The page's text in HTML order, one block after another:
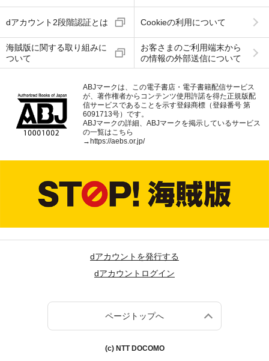
dアカウント2段階認証とは Cookieの利用について
海賊版に関する取り組みに
ついて
お客さまのご利用端末から
の情報の外部送信について
ABJマークは、この電子書店・電子書籍配信サービス
が、著作権者からコンテンツ使用許諾を得た正規版配
信サービスであることを示す登録商標（登録番号 第
6091713号）です。
ABJマークの詳細、ABJマークを掲示しているサービス
の一覧はこちら
→ https://aebs.or.jp/
dアカウントを発行する
dアカウントログイン
ページトップへ
(c) NTT DOCOMO